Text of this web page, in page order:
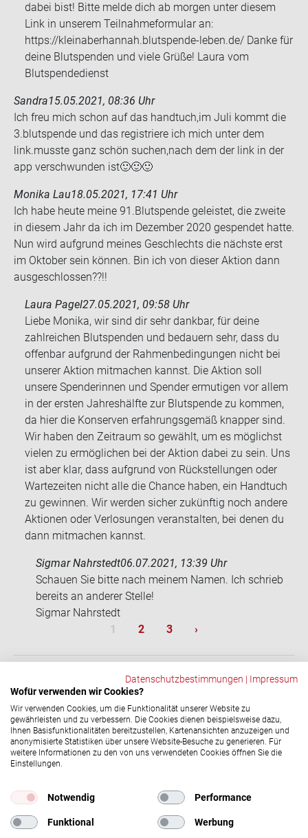
dabei bist! Bitte melde dich ab morgen unter diesem
Link in unserem Teilnahmeformular an:
https://kleinaberhannah.blutspende-leben.de/ Danke für
deine Blutspenden und viele Grüße! Laura vom
Blutspendedienst
Sandra15.05.2021, 08:36 Uhr
Ich freu mich schon auf das hand­tuch,im Juli kommt die
3.blut­spen­de und das re­gis­trie­re ich mich unter dem
link.muss­te ganz schön su­chen,nach dem der link in der
app ver­schwun­den ist🙂🙂🙂
Monika Lau18.05.2021, 17:41 Uhr
Ich habe heute meine 91.Blut­spen­de ge­leis­tet, die zwei­te
in die­sem Jahr da ich im De­zem­ber 2020 ge­spen­det hatte.
Nun wird auf­grund mei­nes Ge­schlechts die nächs­te erst
im Ok­to­ber sein kön­nen. Bin ich von die­ser Ak­ti­on dann
aus­ge­schlos­sen??!!
Laura Pagel27.05.2021, 09:58 Uhr
Liebe Monika, wir sind dir sehr dankbar, für deine
zahlreichen Blutspenden und bedauern sehr, dass du
offenbar aufgrund der Rahmenbedingungen nicht bei
unserer Aktion mitmachen kannst. Die Aktion soll
unsere Spenderinnen und Spender ermutigen vor allem
in der ersten Jahreshälfte zur Blutspende zu kommen,
da hier die Konserven erfahrungsgemäß knapper sind.
Wir haben den Zeitraum so gewählt, um es möglichst
vielen zu ermöglichen bei der Aktion dabei zu sein. Uns
ist aber klar, dass aufgrund von Rückstellungen oder
Wartezeiten nicht alle die Chance haben, ein Handtuch
zu gewinnen. Wir werden sicher zukünftig noch andere
Aktionen oder Verlosungen veranstalten, bei denen du
dann mitmachen kannst.
Sigmar Nahrstedt06.07.2021, 13:39 Uhr
Schau­en Sie bitte nach mei­nem Namen. Ich schrieb
be­reits an an­de­rer Stel­le!
Sig­mar Nahr­stedt
Sei­ten­num­me­rie­rungAktuelle Seite
1 Seite
2 Seite
3 Nächste Seite
›
ZURÜCK
Impressum
Datenschutz
Social-​Media Ka­nä­le
Datenschutzbestimmungen | Impressum
Wofür verwenden wir Cookies?
Wir verwenden Cookies, um die Funktionalität unserer Website zu
gewährleisten und zu verbessern. Die Cookies dienen beispielsweise dazu,
Ihnen Basisfunktionalitäten bereitzustellen, Kartenansichten anzuzeigen und
anonymisierte Statistiken über unsere Website-Besuche zu generieren. Für
weitere Informationen zu den von uns verwendeten Cookies öffnen Sie die
Einstellungen.
Notwendig Performance
Funktional Werbung